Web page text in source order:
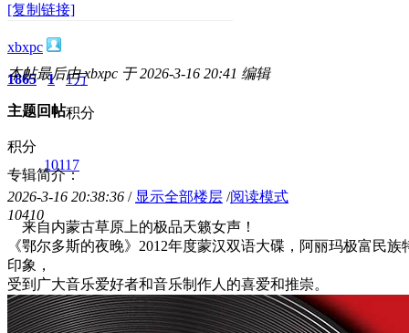
[复制链接]
xbxpc
1865
主题
1
回帖
1万
积分
积分
10117
2026-3-16 20:38:36 / 显示全部楼层 /阅读模式
10410
本帖最后由 xbxpc 于 2026-3-16 20:41 编辑
专辑简介：
来自内蒙古草原上的极品天籁女声！
《鄂尔多斯的夜晚》2012年度蒙汉双语大碟，阿丽玛极富民
印象，
受到广大音乐爱好者和音乐制作人的喜爱和推崇。